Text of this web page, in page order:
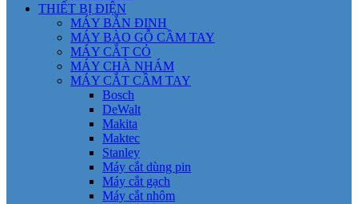
THIẾT BỊ ĐIỆN
MÁY BẮN ĐINH
MÁY BÀO GỖ CẦM TAY
MÁY CẮT CỎ
MÁY CHÀ NHÁM
MÁY CẮT CẦM TAY
Bosch
DeWalt
Makita
Maktec
Stanley
Máy cắt dùng pin
Máy cắt gạch
Máy cắt nhôm